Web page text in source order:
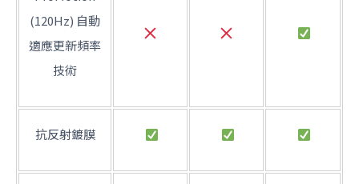
(120Hz) 自動
適應更新頻率
技術
抗反射鍍膜